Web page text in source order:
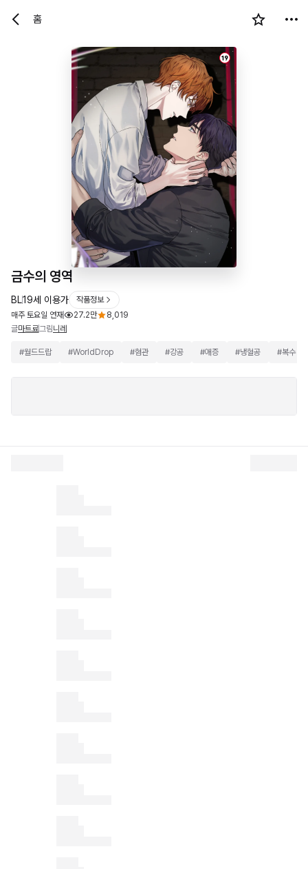
홈
금수의 영역
BL19세 이용가
작품정보
매주 토요일 연재
27.2만
8,019
글마트료그림니레
#월드드랍 #WorldDrop #혐관 #강공 #애증 #냉혈공 #복수